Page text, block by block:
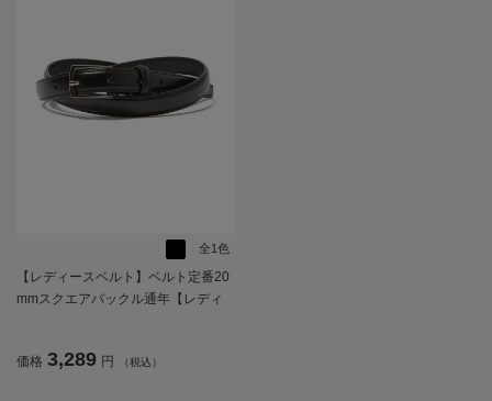
全1色
【レディースベルト】ベルト定番20
mmスクエアバックル通年【レディ
価格 3,289 円 （税込）